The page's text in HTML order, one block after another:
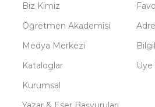
Biz Kimiz
Öğretmen Akademisi
Medya Merkezi
Kataloglar
Kurumsal
Üye